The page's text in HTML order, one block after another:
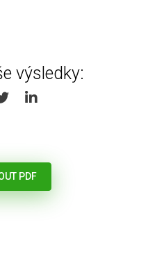
výsledky:
ON FACEBOOK
SHARE ON TWITTER
SHARE ON LINKEDIN
PDF